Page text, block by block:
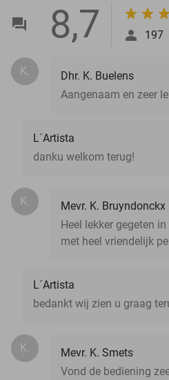
8,7 197
K.
Dhr. K. Buelens
Aangenaam en zeer
L´Artista
danku welkom terug!
K.
Mevr. K. Bruyndonckx
Heel lekker gegeten
met heel vriendelijk
L´Artista
bedankt wij zien u graag
K.
Mevr. K. Smets
Vond de bediening